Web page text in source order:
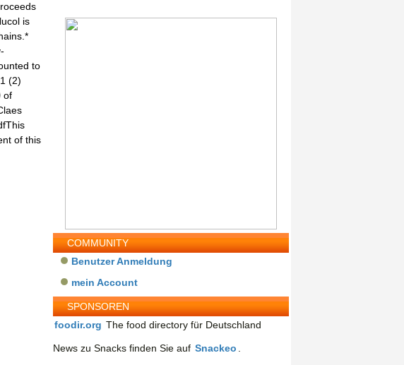
is
to
(2)
of
of this
COMMUNITY
Benutzer Anmeldung
mein Account
SPONSOREN
foodir.org The food directory für Deutschland
News zu Snacks finden Sie auf Snackeo